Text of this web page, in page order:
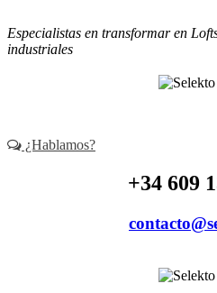
Especialistas en transformar en
industriales
¿Hablamos?
+34 609